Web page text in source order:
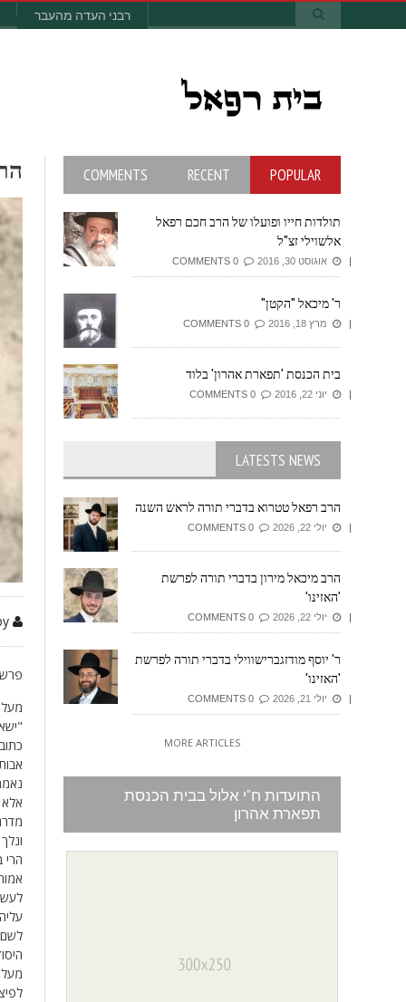
רבני העדה מהעבר
הרי
לשם
POPULAR
RECENT
COMMENTS
תולדות חייו ופועלו של הרב חכם רפאל
אלשוילי זצ"ל
אוגוסט 30, 2016
ר' מיכאל "הקטן"
מרץ 18, 2016
בית הכנסת 'תפארת אהרון' בלוד
יוני 22, 2016
LATESTS NEWS
הרב רפאל טטרוא בדברי תורה לראש השנה
יולי 22, 2026
הרב מיכאל מירון בדברי תורה לפרשת
'האזינו'
יולי 22, 2026
ר' יוסף מודזגברישווילי בדברי תורה לפרשת
'האזינו'
יולי 21, 2026
MORE ARTICLES
התועדות ח"י אלול בבית הכנסת
תפארת אהרון